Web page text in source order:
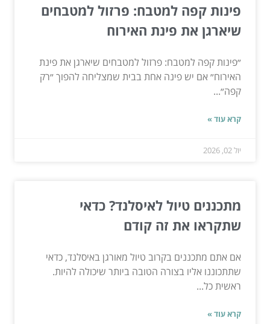
פינות קפה למטבח: פרזול למטבחים
שיארגן את פינת האירוח
״פינות קפה למטבח: פרזול למטבחים שיארגן את פינת
האירוח״ אם יש פינה אחת בבית שמצליחה להפוך ״רק
קפה״...
קרא עוד »
יול 02, 2026
מתכננים טיול לאיסלנד? כדאי
שתקראו את זה קודם
אם אתם מתכננים בקרוב טיול מאורגן באיסלנד, כדאי
שתתכוננו אליו בצורה הטובה ביותר שיכולה להיות.
ראשית כל...
קרא עוד »